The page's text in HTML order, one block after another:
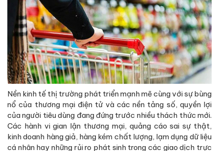
Nền kinh tế thị trường phát triển mạnh mẽ cùng với sự bùng
nổ của thương mại điện tử và các nền tảng số, quyền lợi
của người tiêu dùng đang đứng trước nhiều thách thức mới.
Các hành vi gian lận thương mại, quảng cáo sai sự thật,
kinh doanh hàng giả, hàng kém chất lượng, lạm dụng dữ liệu
cá nhân hay những rủi ro phát sinh trong các giao dịch trực